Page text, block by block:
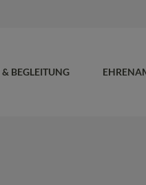
BEGLEITUNG